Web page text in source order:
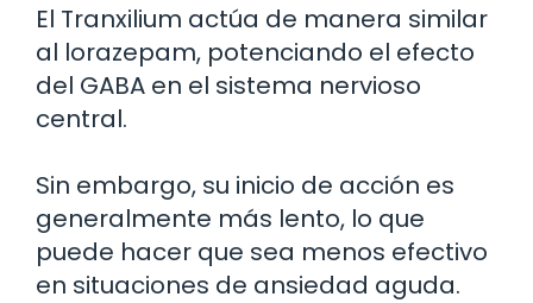
El Tranxilium actúa de manera similar
al lorazepam, potenciando el efecto
del GABA en el sistema nervioso
central.
Sin embargo, su inicio de acción es
generalmente más lento, lo que
puede hacer que sea menos efectivo
en situaciones de ansiedad aguda.